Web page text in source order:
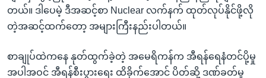
တယ်။ ဒါပေမဲ့ ဒီအဆင့်စာ Nuclear လက်နက် ထုတ်လုပ်နိုင်ဖို့လို
တဲ့အဆင့်ထက်တော့ အများကြီးနည်းပါတယ်။
စာချုပ်ထဲကနေ နုတ်ထွက်ခဲ့တဲ့ အမေရိကန်က အီရန်ရေနံတင်ပို့မှု
အပါအဝင် အီရန်စီးပွားရေး ထိခိုက်အောင် ပိတ်ဆို့ ဒဏ်ခတ်မှု